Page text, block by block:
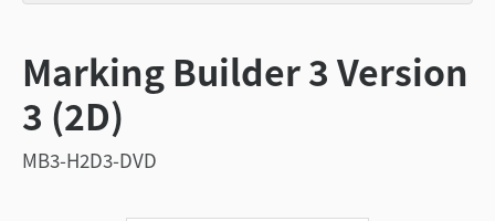
Marking Builder 3 Version
3 (2D)
MB3-H2D3-DVD